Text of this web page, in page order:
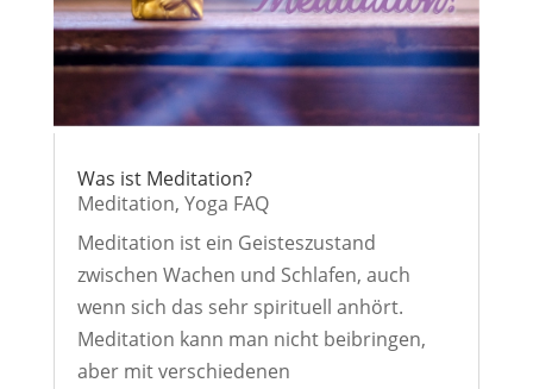
Was ist Meditation?
Meditation, Yoga FAQ
Meditation ist ein Geisteszustand
zwischen Wachen und Schlafen, auch
wenn sich das sehr spirituell anhört.
Meditation kann man nicht beibringen,
aber mit verschiedenen